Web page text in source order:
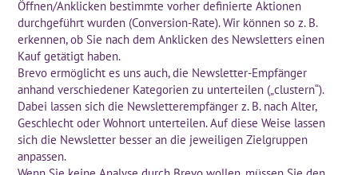
Öffnen/Anklicken bestimmte vorher definierte Aktionen
durchgeführt wurden (Conversion-Rate). Wir können so z. B.
erkennen, ob Sie nach dem Anklicken des Newsletters einen
Kauf getätigt haben.
Brevo ermöglicht es uns auch, die Newsletter-Empfänger
anhand verschiedener Kategorien zu unterteilen („clustern“).
Dabei lassen sich die Newsletterempfänger z. B. nach Alter,
Geschlecht oder Wohnort unterteilen. Auf diese Weise lassen
sich die Newsletter besser an die jeweiligen Zielgruppen
anpassen.